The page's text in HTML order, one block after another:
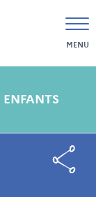
MENU
ENFANTS